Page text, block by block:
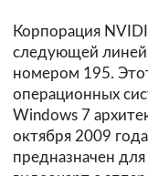
Корпорация
следующей
номером 195.
операционных
Windows 7
октября 2009
предназначен